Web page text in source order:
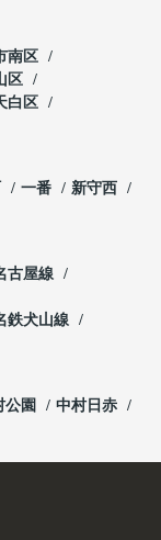
南区
区
白区
一番
新守西
古屋線
鉄犬山線
公園
中村日赤